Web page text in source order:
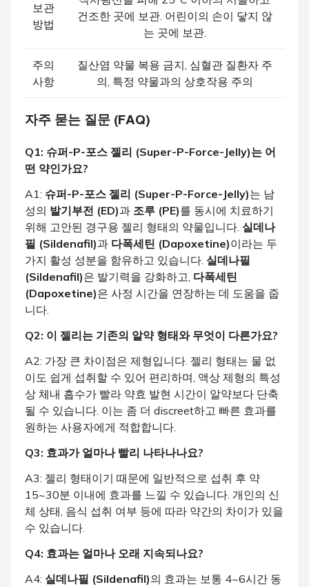
보관
방법
건조한 곳에 보관. 어린이의 손이 닿지 않
는 곳에 보관.
주의
사항
질산염 약물 복용 금지, 심혈관 질환자 주
의, 특정 약물과의 상호작용 주의
자주 묻는 질문 (FAQ)
Q1: 슈퍼-P-포스 젤리 (Super-P-Force-Jelly)는 어
떤 약인가요?
A1: 슈퍼-P-포스 젤리 (Super-P-Force-Jelly)는 남
성의 발기부전 (ED)과 조루 (PE)를 동시에 치료하기
위해 고안된 경구용 젤리 형태의 약물입니다. 실데나
필 (Sildenafil)과 다폭세틴 (Dapoxetine)이라는 두
가지 활성 성분을 함유하고 있습니다. 실데나필
(Sildenafil)은 발기력을 강화하고, 다폭세틴
(Dapoxetine)은 사정 시간을 연장하는 데 도움을 줍
니다.
Q2: 이 젤리는 기존의 알약 형태와 무엇이 다른가요?
A2: 가장 큰 차이점은 제형입니다. 젤리 형태는 물 없
이도 쉽게 섭취할 수 있어 편리하며, 액상 제형의 특성
상 체내 흡수가 빨라 약효 발현 시간이 알약보다 단축
될 수 있습니다. 이는 좀 더 discreet하고 빠른 효과를
원하는 사용자에게 적합합니다.
Q3: 효과가 얼마나 빨리 나타나나요?
A3: 젤리 형태이기 때문에 일반적으로 섭취 후 약
15~30분 이내에 효과를 느낄 수 있습니다. 개인의 신
체 상태, 음식 섭취 여부 등에 따라 약간의 차이가 있을
수 있습니다.
Q4: 효과는 얼마나 오래 지속되나요?
A4: 실데나필 (Sildenafil)의 효과는 보통 4~6시간 동